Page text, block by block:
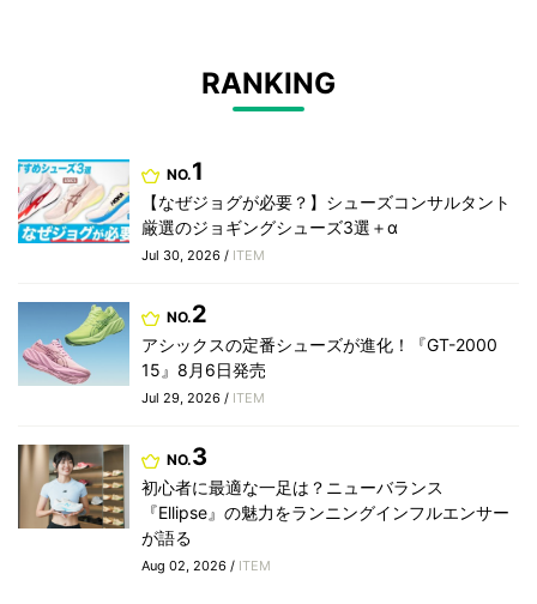
RANKING
NO.1
【なぜジョグが必要？】シューズコンサルタント
厳選のジョギングシューズ3選＋α
Jul 30, 2026 / ITEM
NO.2
アシックスの定番シューズが進化！『GT-2000
15』8月6日発売
Jul 29, 2026 / ITEM
NO.3
初心者に最適な一足は？ニューバランス
『Ellipse』の魅力をランニングインフルエンサー
が語る
Aug 02, 2026 / ITEM